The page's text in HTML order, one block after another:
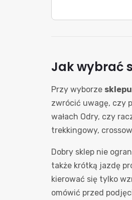
Jak wybrać
Przy wyborze
zwrócić uwagę, czy
wałach Odry, czy
trekkingowy,
Dobry sklep nie
także krótką jazdę
kierować się tylko
omówić przed